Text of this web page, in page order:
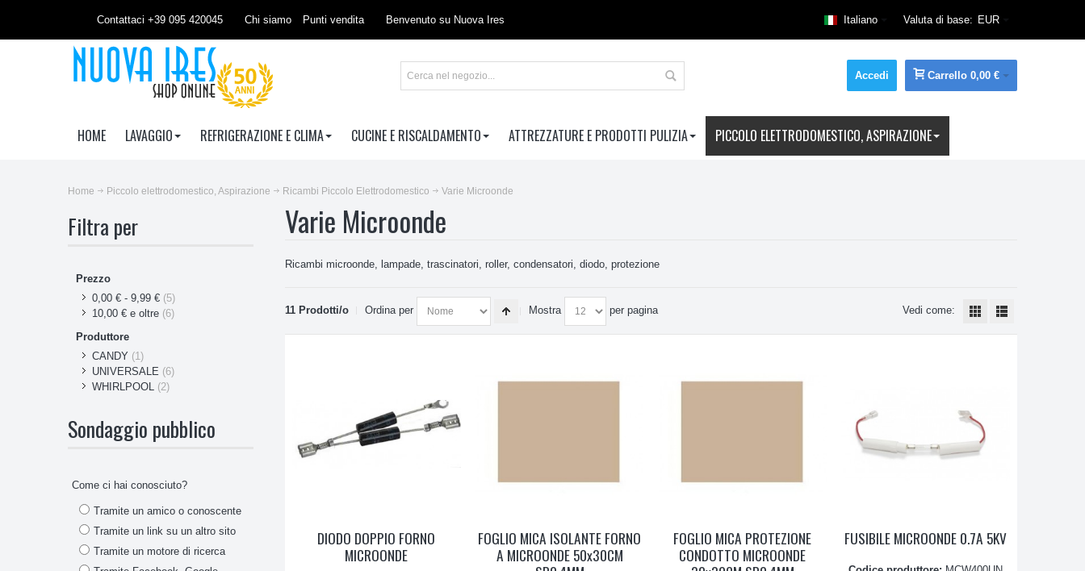
Contattaci +39 095 420045 Chi siamo Punti vendita Benvenuto su Nuova Ires Valuta di base: EUR
Italiano
Carrello 0,00 €
Accedi
HOME LAVAGGIO REFRIGERAZIONE E CLIMA CUCINE E RISCALDAMENTO ATTREZZATURE E PRODOTTI PULIZIA PICCOLO ELETTRODOMESTICO, ASPIRAZIONE
Home Piccolo elettrodomestico, Aspirazione Ricambi Piccolo Elettrodomestico Varie Microonde
Varie Microonde
Ricambi microonde, lampade, trascinatori, roller, condensatori, diodo, protezione
11 Prodotti/o Ordina per Mostra per pagina Vedi come:
DIODO DOPPIO FORNO
MICROONDE
FOGLIO MICA ISOLANTE FORNO
A MICROONDE 50x30CM
FOGLIO MICA PROTEZIONE
CONDOTTO MICROONDE
FUSIBILE MICROONDE 0.7A 5KV
Filtra per
Prezzo
0,00 € - 9,99 € (5)
10,00 € e oltre (6)
Produttore
CANDY (1)
UNIVERSALE (6)
WHIRLPOOL (2)
Sondaggio pubblico
Come ci hai conosciuto?
Tramite un amico o conoscente
Tramite un link su un altro sito
Tramite un motore di ricerca